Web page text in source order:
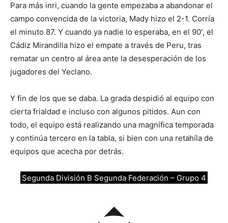
Para más inri, cuando la gente empezaba a abandonar el
campo convencida de la victoria, Mady hizo el 2-1. Corría
el minuto 87. Y cuando ya nadie lo esperaba, en el 90′, el
Cádiz Mirandilla hizo el empate a través de Peru, tras
rematar un centro al área ante la desesperación de los
jugadores del Yeclano.
Y fin de los que se daba. La grada despidió al equipo con
cierta frialdad e incluso con algunos pitidos. Aun con
todo, el equipo está realizando una magnífica temporada
y continúa tercero en la tabla, si bien con una retahíla de
equipos que acecha por detrás.
Segunda División B Segunda Federación – Grupo 4